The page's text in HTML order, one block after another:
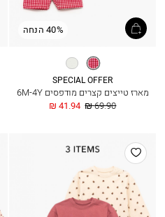
40% הנחה
אופוויטסלדין
SPECIAL OFFER
מארז טייצים קצרים מודפסים 6M-4Y
החל
41.94 ₪ מחיר
69.90 ₪
הוסף
למועדפים